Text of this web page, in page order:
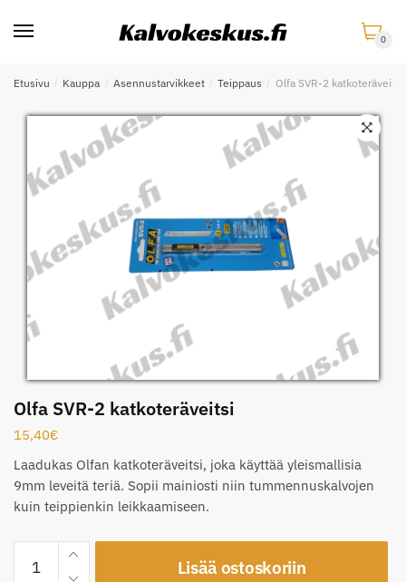
0
Etusivu / Kauppa / Asennustarvikkeet / Teippaus / Olfa SVR-2 katkoteräveitsi
Olfa SVR-2 katkoteräveitsi
15,40€
Laadukas Olfan katkoteräveitsi, joka käyttää yleismallisia
9mm leveitä teriä. Sopii mainiosti niin tummennuskalvojen
kuin teippienkin leikkaamiseen.
SVR-
Lisää ostoskoriin